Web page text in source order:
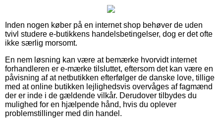
Inden nogen køber på en internet shop behøver de uden
tvivl studere e-butikkens handelsbetingelser, dog er det ofte
ikke særlig morsomt.
En nem løsning kan være at bemærke hvorvidt internet
forhandleren er e-mærke tilsluttet, eftersom det kan være en
påvisning af at netbutikken efterfølger de danske love, tillige
med at online butikken lejlighedsvis overvåges af fagmænd
der er inde i de gældende vilkår. Derudover tilbydes du
mulighed for en hjælpende hånd, hvis du oplever
problemstillinger med din handel.